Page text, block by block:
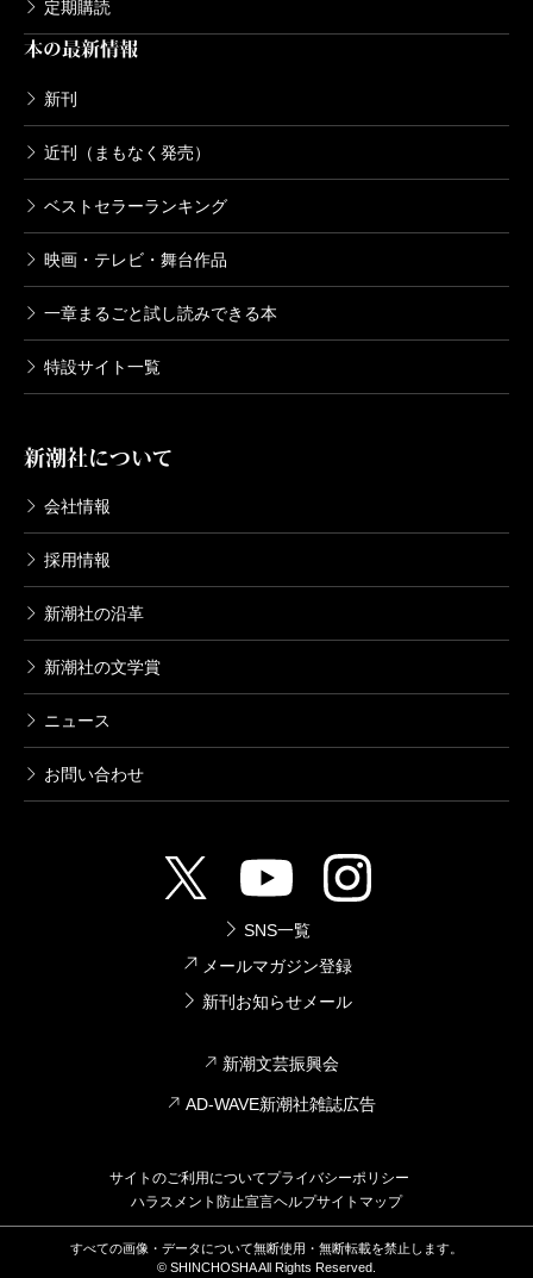
定期購読
本の最新情報
新刊
近刊（まもなく発売）
ベストセラーランキング
映画・テレビ・舞台作品
一章まるごと試し読みできる本
特設サイト一覧
新潮社について
会社情報
採用情報
新潮社の沿革
新潮社の文学賞
ニュース
お問い合わせ
SNS一覧
メールマガジン登録
新刊お知らせメール
新潮文芸振興会
AD-WAVE新潮社雑誌広告
サイトのご利用についてプライバシーポリシー
ハラスメント防止宣言ヘルプサイトマップ
すべての画像・データについて無断使用・無断転載を禁止します。
© SHINCHOSHA All Rights Reserved.